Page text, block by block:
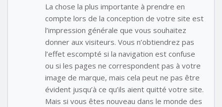
La chose la plus importante à prendre en
compte lors de la conception de votre site est
l’impression générale que vous souhaitez
donner aux visiteurs. Vous n’obtiendrez pas
l’effet escompté si la navigation est confuse
ou si les pages ne correspondent pas à votre
image de marque, mais cela peut ne pas être
évident jusqu’à ce qu’ils aient quitté votre site.
Mais si vous êtes nouveau dans le monde des